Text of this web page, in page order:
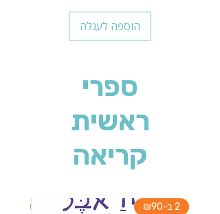
הוספה לעגלה
ספרי
ראשית
קריאה
2 ב-₪90